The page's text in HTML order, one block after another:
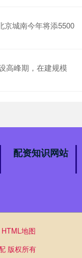
京城南今年将添5500
高峰期，在建规模
配资知识网站
HTML地图
版权所有